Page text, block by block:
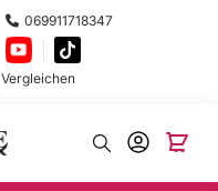
069911718347
Vergleichen